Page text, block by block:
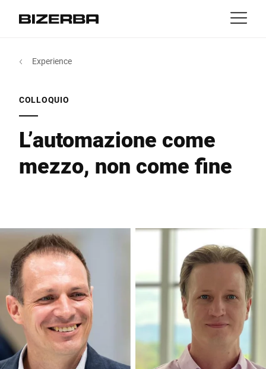
Experience
Azienda
MyBizerba
America
Africa
Sito web globale
COLLOQUIO
L’automazione come
mezzo, non come fine
Experience